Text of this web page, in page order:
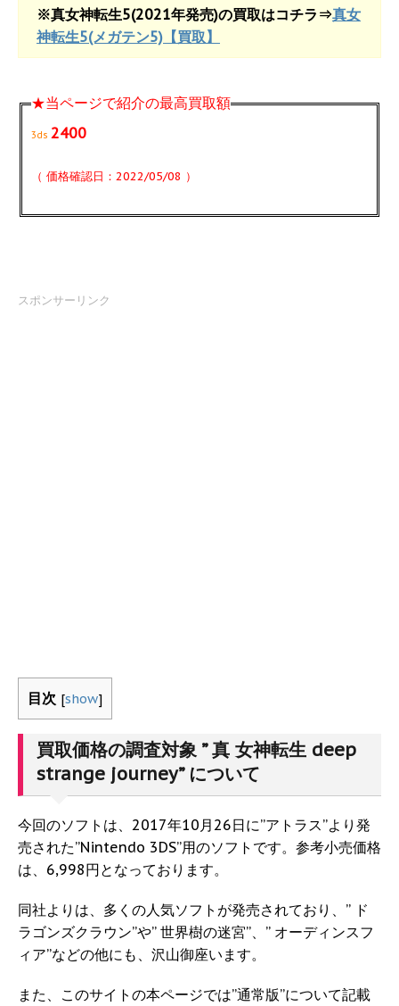
※真女神転生5(2021年発売)の買取はコチラ⇒真女
神転生5(メガテン5)【買取】
★当ページで紹介の最高買取額
3ds 2400
（ 価格確認日：2022/05/08 ）
スポンサーリンク
目次 [show]
買取価格の調査対象 ” 真 女神転生 deep
strange journey” について
今回のソフトは、2017年10月26日に”アトラス”より発
売された”Nintendo 3DS”用のソフトです。参考小売価格
は、6,998円となっております。
同社よりは、多くの人気ソフトが発売されており、” ド
ラゴンズクラウン”や” 世界樹の迷宮”、” オーディンスフ
ィア”などの他にも、沢山御座います。
また、このサイトの本ページでは”通常版”について記載